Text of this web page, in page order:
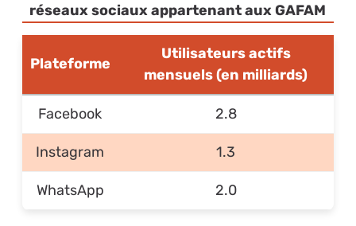
réseaux sociaux appartenant aux GAFAM
Plateforme
Utilisateurs actifs
mensuels (en milliards)
Facebook 2.8
Instagram 1.3
WhatsApp 2.0